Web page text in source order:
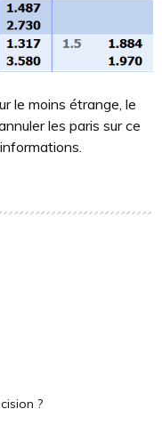
le moins étrange, le
les paris sur ce
?